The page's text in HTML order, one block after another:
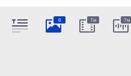
6 7м 7м